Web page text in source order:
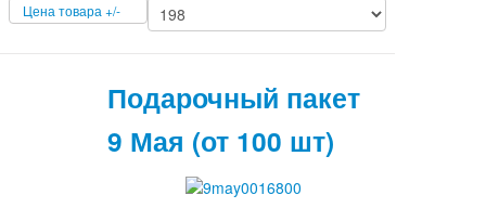
Цена товара +/-
Подарочный пакет
9 Мая (от 100 шт)